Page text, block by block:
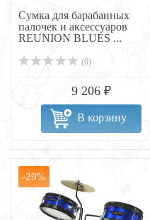
Сумка для барабанных
палочек и аксессуаров
REUNION BLUES ...
(0)
9 206 ₽
В корзину
-29%